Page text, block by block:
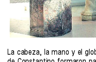
La cabeza, la mano y el